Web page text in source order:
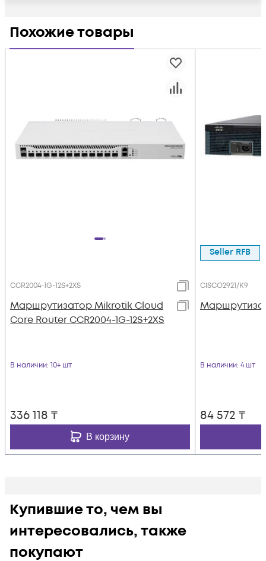
Похожие товары
CCR2004-1G-12S+2XS
Маршрутизатор Mikrotik Cloud
Core Router CCR2004-1G-12S+2XS
В наличии: 10+ шт
336 118 ₸
В корзину
Seller RFB
CISCO2921/K9
В наличии: 4 шт
84 572 ₸
Купившие то, чем вы
интересовались, также
покупают